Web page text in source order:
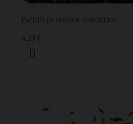
Pailletés de chocolat comestibles
4,29 €